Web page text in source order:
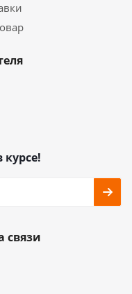
курсе!
связи